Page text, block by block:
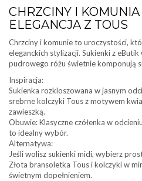
CHRZCINY I
ELEGANCJA Z TOUS
Chrzciny i komunie to uroczystości,
eleganckich stylizacji. Sukienki z
pudrowego różu świetnie komponują
Inspiracja:
Sukienka rozkloszowana w jasnym
srebrne kolczyki Tous z motywem
zawieszką.
Obuwie: Klasyczne czółenka w
to idealny wybór.
Alternatywa:
Jeśli wolisz sukienki midi, wybierz
Złota bransoletka Tous i kolczyki w
świetnym dopełnieniem.